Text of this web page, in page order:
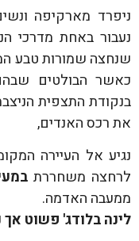
ניפרד מארקיפה
נעבור באחת מדרכי
שנחצה שמורות טבע
כאשר הבולטים
את רכס האנדים,
נגיע אל העיירה
לרחצה משחררת
ממעבה האדמה.
לינה בלודג' פשוט